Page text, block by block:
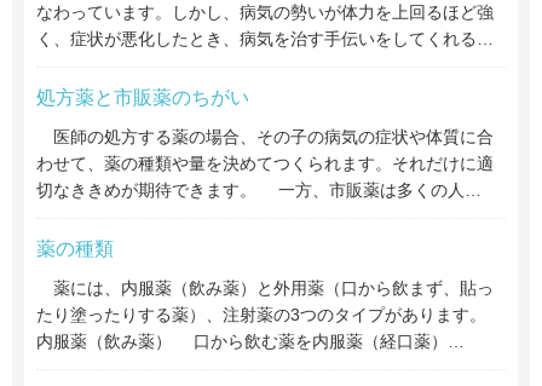
なわっています。しかし、病気の勢いが体力を上回るほど強
く、症状が悪化したとき、病気を治す手伝いをしてくれる…
処方薬と市販薬のちがい
医師の処方する薬の場合、その子の病気の症状や体質に合
わせて、薬の種類や量を決めてつくられます。それだけに適
切なききめが期待できます。 一方、市販薬は多くの人…
薬の種類
薬には、内服薬（飲み薬）と外用薬（口から飲まず、貼っ
たり塗ったりする薬）、注射薬の3つのタイプがあります。
内服薬（飲み薬） 口から飲む薬を内服薬（経口薬）…